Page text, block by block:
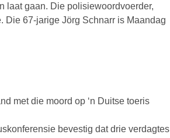
laat gaan. Die polisiewoordvoerder,
Die 67-jarige Jörg Schnarr is Maandag
met die moord op ‘n Duitse toeris
bevestig dat drie verdagtes